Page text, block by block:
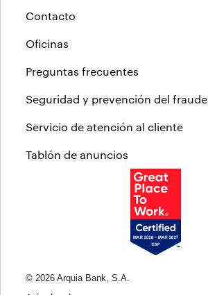
Contacto
Oficinas
Preguntas frecuentes
Seguridad y prevención del fraude
Servicio de atención al cliente
Tablón de anuncios
© 2026 Arquia Bank, S.A.